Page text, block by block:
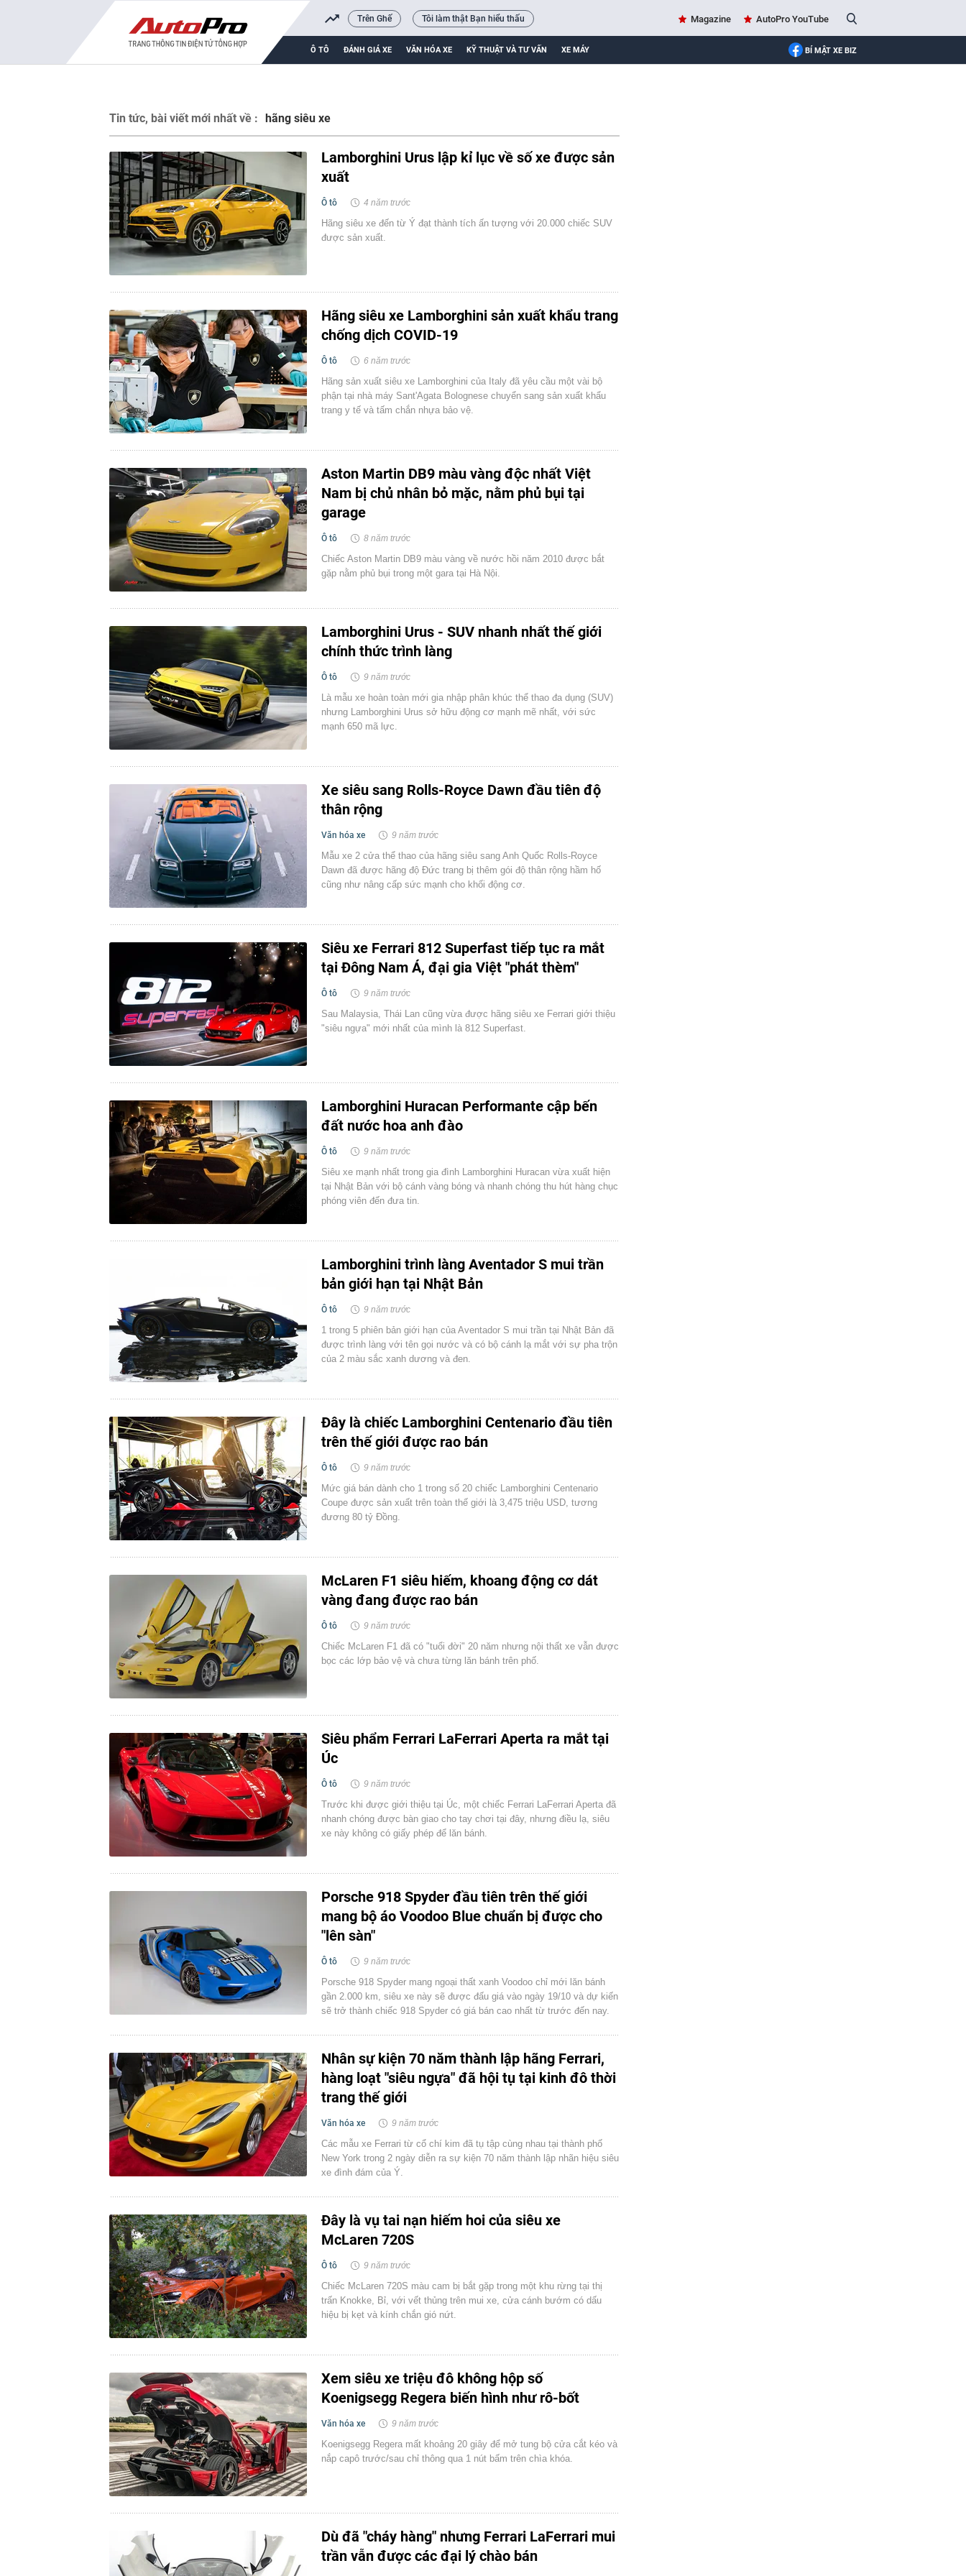
Trên Ghế Tôi làm thật Bạn hiểu thấu Magazine AutoPro YouTube
Ô TÔ ĐÁNH GIÁ XE VĂN HÓA XE KỸ THUẬT VÀ TƯ VẤN XE MÁY BÍ MẬT XE BIZ
Tin tức, bài viết mới nhất về : hãng siêu xe
Lamborghini Urus lập kỉ lục về số xe được sản
xuất
Ô tô 4 năm trước
Hãng siêu xe đến từ Ý đạt thành tích ấn tượng với 20.000 chiếc SUV
được sản xuất.
Hãng siêu xe Lamborghini sản xuất khẩu trang
chống dịch COVID-19
Ô tô 6 năm trước
Hãng sản xuất siêu xe Lamborghini của Italy đã yêu cầu một vài bộ
phận tại nhà máy Sant'Agata Bolognese chuyển sang sản xuất khẩu
trang y tế và tấm chắn nhựa bảo vệ.
Aston Martin DB9 màu vàng độc nhất Việt
Nam bị chủ nhân bỏ mặc, nằm phủ bụi tại
garage
Ô tô 8 năm trước
Chiếc Aston Martin DB9 màu vàng về nước hồi năm 2010 được bắt
gặp nằm phủ bụi trong một gara tại Hà Nội.
Lamborghini Urus - SUV nhanh nhất thế giới
chính thức trình làng
Ô tô 9 năm trước
Là mẫu xe hoàn toàn mới gia nhập phân khúc thể thao đa dụng (SUV)
nhưng Lamborghini Urus sở hữu động cơ mạnh mẽ nhất, với sức
mạnh 650 mã lực.
Xe siêu sang Rolls-Royce Dawn đầu tiên độ
thân rộng
Văn hóa xe 9 năm trước
Mẫu xe 2 cửa thể thao của hãng siêu sang Anh Quốc Rolls-Royce
Dawn đã được hãng độ Đức trang bị thêm gói độ thân rộng hầm hố
cũng như nâng cấp sức mạnh cho khối động cơ.
Siêu xe Ferrari 812 Superfast tiếp tục ra mắt
tại Đông Nam Á, đại gia Việt "phát thèm"
Ô tô 9 năm trước
Sau Malaysia, Thái Lan cũng vừa được hãng siêu xe Ferrari giới thiệu
"siêu ngựa" mới nhất của mình là 812 Superfast.
Lamborghini Huracan Performante cập bến
đất nước hoa anh đào
Ô tô 9 năm trước
Siêu xe mạnh nhất trong gia đình Lamborghini Huracan vừa xuất hiện
tại Nhật Bản với bộ cánh vàng bóng và nhanh chóng thu hút hàng chục
phóng viên đến đưa tin.
Lamborghini trình làng Aventador S mui trần
bản giới hạn tại Nhật Bản
Ô tô 9 năm trước
1 trong 5 phiên bản giới hạn của Aventador S mui trần tại Nhật Bản đã
được trình làng với tên gọi nước và có bộ cánh lạ mắt với sự pha trộn
của 2 màu sắc xanh dương và đen.
Đây là chiếc Lamborghini Centenario đầu tiên
trên thế giới được rao bán
Ô tô 9 năm trước
Mức giá bán dành cho 1 trong số 20 chiếc Lamborghini Centenario
Coupe được sản xuất trên toàn thế giới là 3,475 triệu USD, tương
đương 80 tỷ Đồng.
McLaren F1 siêu hiếm, khoang động cơ dát
vàng đang được rao bán
Ô tô 9 năm trước
Chiếc McLaren F1 đã có "tuổi đời" 20 năm nhưng nội thất xe vẫn được
bọc các lớp bảo vệ và chưa từng lăn bánh trên phố.
Siêu phẩm Ferrari LaFerrari Aperta ra mắt tại
Úc
Ô tô 9 năm trước
Trước khi được giới thiệu tại Úc, một chiếc Ferrari LaFerrari Aperta đã
nhanh chóng được bàn giao cho tay chơi tại đây, nhưng điều lạ, siêu
xe này không có giấy phép để lăn bánh.
Porsche 918 Spyder đầu tiên trên thế giới
mang bộ áo Voodoo Blue chuẩn bị được cho
"lên sàn"
Ô tô 9 năm trước
Porsche 918 Spyder mang ngoại thất xanh Voodoo chỉ mới lăn bánh
gần 2.000 km, siêu xe này sẽ được đấu giá vào ngày 19/10 và dự kiến
sẽ trở thành chiếc 918 Spyder có giá bán cao nhất từ trước đến nay.
Nhân sự kiện 70 năm thành lập hãng Ferrari,
hàng loạt "siêu ngựa" đã hội tụ tại kinh đô thời
trang thế giới
Văn hóa xe 9 năm trước
Các mẫu xe Ferrari từ cổ chí kim đã tụ tập cùng nhau tại thành phố
New York trong 2 ngày diễn ra sự kiện 70 năm thành lập nhãn hiệu siêu
xe đình đám của Ý.
Đây là vụ tai nạn hiếm hoi của siêu xe
McLaren 720S
Ô tô 9 năm trước
Chiếc McLaren 720S màu cam bị bắt gặp trong một khu rừng tại thị
trấn Knokke, Bỉ, với vết thủng trên mui xe, cửa cánh bướm có dấu
hiệu bị kẹt và kính chắn gió nứt.
Xem siêu xe triệu đô không hộp số
Koenigsegg Regera biến hình như rô-bốt
Văn hóa xe 9 năm trước
Koenigsegg Regera mất khoảng 20 giây để mở tung bộ cửa cắt kéo và
nắp capô trước/sau chỉ thông qua 1 nút bấm trên chìa khóa.
Dù đã "cháy hàng" nhưng Ferrari LaFerrari mui
trần vẫn được các đại lý chào bán